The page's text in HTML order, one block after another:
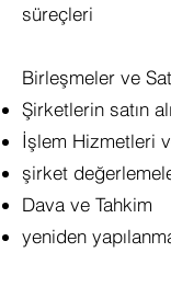
süreçleri
Birleşmeler ve
Şirketlerin satın
İşlem Hizmetleri
şirket
Dava ve Tahkim
yeniden